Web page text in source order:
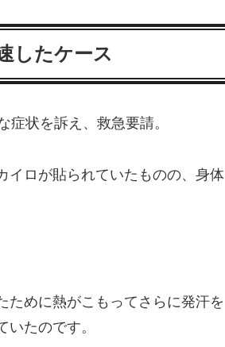
したケース
状を訴え、救急要請。
イロが貼られていたものの、身体
ために熱がこもってさらに発汗を
たのです。